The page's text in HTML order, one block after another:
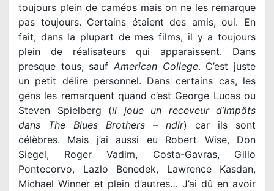
toujours plein de caméos mais on ne les remarque
pas toujours. Certains étaient des amis, oui. En
fait, dans la plupart de mes films, il y a toujours
plein de réalisateurs qui apparaissent. Dans
presque tous, sauf American College. C’est juste
un petit délire personnel. Dans certains cas, les
gens les remarquent quand c’est George Lucas ou
Steven Spielberg (il joue un receveur d’impôts
dans The Blues Brothers – ndlr) car ils sont
célèbres. Mais j’ai aussi eu Robert Wise, Don
Siegel, Roger Vadim, Costa-Gavras, Gillo
Pontecorvo, Lazlo Benedek, Lawrence Kasdan,
Michael Winner et plein d’autres… J’ai dû en avoir